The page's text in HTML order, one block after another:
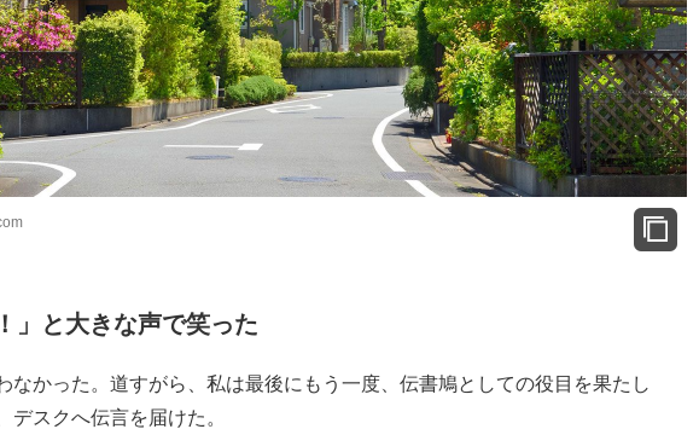
」と大きな声で笑った
かった。道すがら、私は最後にもう一度、伝書鳩としての役目を果たし
デスクへ伝言を届けた。